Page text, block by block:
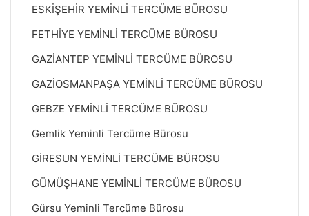
ESKİŞEHİR YEMİNLİ TERCÜME BÜROSU
FETHİYE YEMİNLİ TERCÜME BÜROSU
GAZİANTEP YEMİNLİ TERCÜME BÜROSU
GAZİOSMANPAŞA YEMİNLİ TERCÜME BÜROSU
GEBZE YEMİNLİ TERCÜME BÜROSU
Gemlik Yeminli Tercüme Bürosu
GİRESUN YEMİNLİ TERCÜME BÜROSU
GÜMÜŞHANE YEMİNLİ TERCÜME BÜROSU
Gürsu Yeminli Tercüme Bürosu